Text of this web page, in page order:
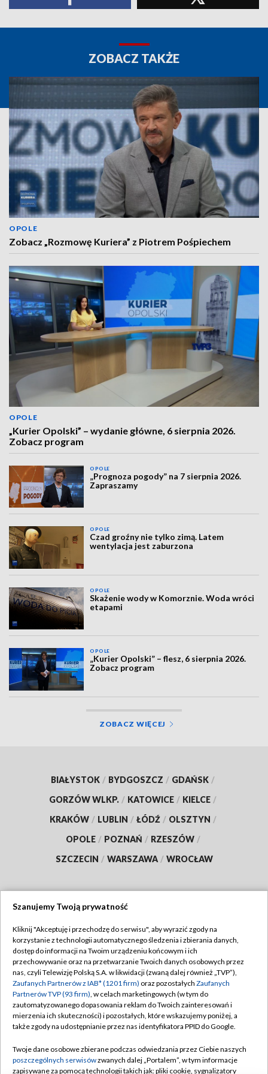
ZOBACZ TAKŻE
OPOLE
Zobacz „Rozmowę Kuriera” z Piotrem Pośpiechem
OPOLE
„Kurier Opolski” – wydanie główne, 6 sierpnia 2026.
Zobacz program
OPOLE
„Prognoza pogody” na 7 sierpnia 2026.
Zapraszamy
OPOLE
Czad groźny nie tylko zimą. Latem
wentylacja jest zaburzona
OPOLE
Skażenie wody w Komorznie. Woda wróci
etapami
OPOLE
„Kurier Opolski” – flesz, 6 sierpnia 2026.
Zobacz program
ZOBACZ WIĘCEJ
BIAŁYSTOK / BYDGOSZCZ / GDAŃSK /
GORZÓW WLKP. / KATOWICE / KIELCE /
KRAKÓW / LUBLIN / ŁÓDŹ / OLSZTYN /
OPOLE / POZNAŃ / RZESZÓW /
SZCZECIN / WARSZAWA / WROCŁAW
TVP
Abonament TVP
Emisja w TVP
Centrum informacji TVP
Naziemna Telewizja Cyfrowa
Rada Programowa
Regulamin TVP
Polityka prywatności
Moje zgody
Pomoc
Kontakt
Szanujemy Twoją prywatność
Kliknij "Akceptuję i przechodzę do serwisu", aby wyrazić zgody na
korzystanie z technologii automatycznego śledzenia i zbierania danych,
dostęp do informacji na Twoim urządzeniu końcowym i ich
przechowywanie oraz na przetwarzanie Twoich danych osobowych przez
nas, czyli Telewizję Polską S.A. w likwidacji (zwaną dalej również „TVP”),
Zaufanych Partnerów z IAB* (1201 firm) oraz pozostałych Zaufanych
Partnerów TVP (93 firm), w celach marketingowych (w tym do
zautomatyzowanego dopasowania reklam do Twoich zainteresowań i
mierzenia ich skuteczności) i pozostałych, które wskazujemy poniżej, a
także zgody na udostępnianie przez nas identyfikatora PPID do Google.
Twoje dane osobowe zbierane podczas odwiedzania przez Ciebie naszych
poszczególnych serwisówzwanych dalej „Portalem”, w tym informacje
zapisywane za pomocą technologii takich jak: pliki cookie, sygnalizatory